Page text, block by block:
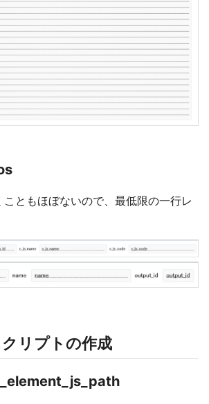
ともほぼないので、最低限の一行レ
リプトの作成